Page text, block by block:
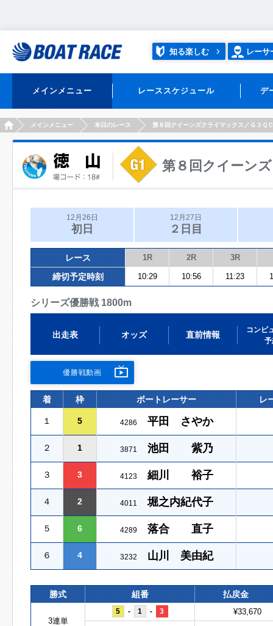
知る楽しむ レーサ
メインメニュー レーススケジュール デ
HOMEメインメニュー 本日のレース 第８回クイーンズクライマックス／Ｇ３Ｑ
第８回クイーン
12月26日
初日
12月27日
２日目
レース 1R 2R 3R
締切予定時刻 10:29 10:56 11:23
シリーズ優勝戦 1800m
出走表 オッズ 直前情報
コンピ
予
優勝戦動画
着 枠 ボートレーサー レ
１ 5 4286 平田 さやか
２ 1 3871 池田 紫乃
３ 3 4123 細川 裕子
４ 2 4011 堀之内紀代子
５ 6 4289 落合 直子
６ 4 3232 山川 美由紀
勝式 組番 払戻金
3連単
5 - 1 - 3 ¥33,670